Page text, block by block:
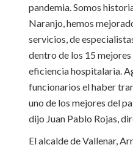
pandemia. Somos
Naranjo, hemos
servicios, de
dentro de los 15
eficiencia hospitalaria.
funcionarios el haber
uno de los mejores del
dijo Juan Pablo Rojas,
El alcalde de Vallenar,